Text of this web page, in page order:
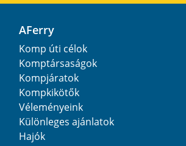
AFerry
Komp úti célok
Komptársaságok
Kompjáratok
Kompkikötők
Véleményeink
Különleges ajánlatok
Hajók